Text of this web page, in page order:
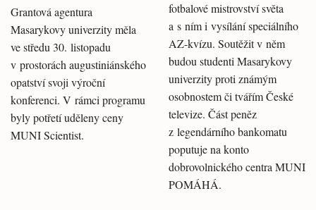
Grantová agentura
Masarykovy univerzity měla
ve středu 30. listopadu
v prostorách augustiniánského
opatství svoji výroční
konferenci. V rámci programu
byly potřetí uděleny ceny
MUNI Scientist.
fotbalové mistrovství světa
a s ním i vysílání speciálního
AZ-kvízu. Soutěžit v něm
budou studenti Masarykovy
univerzity proti známým
osobnostem či tvářím České
televize. Část peněz
z legendárního bankomatu
poputuje na konto
dobrovolnického centra MUNI
POMÁHÁ.